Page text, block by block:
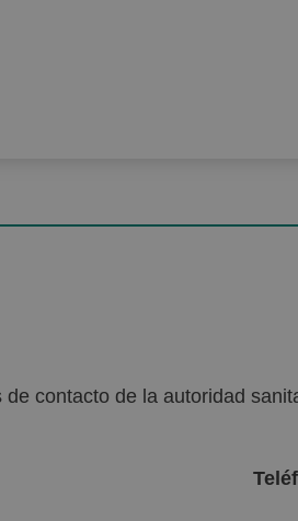
de contacto de la autoridad